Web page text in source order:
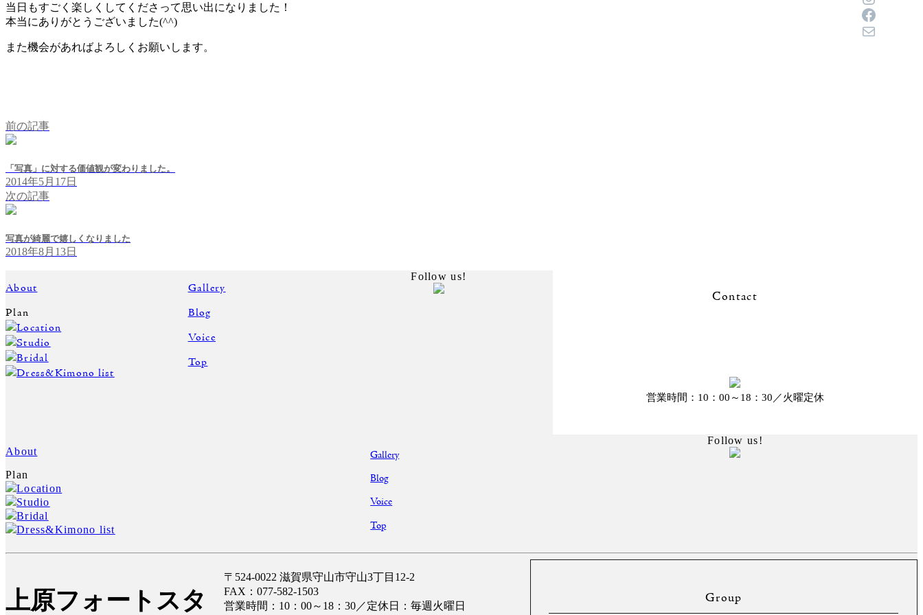
当日もすごく楽しくしてくださって思い出になりました！
本当にありがとうございました(^^)
また機会があればよろしくお願いします。
前の記事
「写真」に対する価値観が変わりました。
2014年5月17日
次の記事
写真が綺麗で嬉しくなりました
2018年8月13日
About
Plan
Location
Studio
Bridal
Dress&Kimono list
Gallery
Blog
Voice
Top
Follow us!
Contact
営業時間：10：00～18：30／火曜定休
About
Plan
Location
Studio
Bridal
Dress&Kimono list
Gallery
Blog
Voice
Top
Follow us!
上原フォートスタ
〒524-0022 滋賀県守山市守山3丁目12-2
FAX：077-582-1503
営業時間：10：00～18：30／定休日：毎週火曜日
Group
メール